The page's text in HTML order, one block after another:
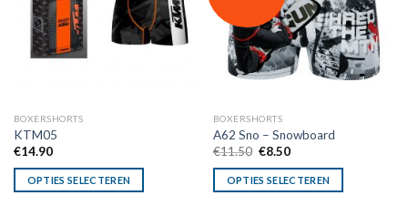
BOXERSHORTS
KTM05
€14.90
OPTIES SELECTEREN
BOXERSHORTS
A62 Sno – Snowboard
€11.50 Oorspronkelijke
was:
€11.50.
€8.50Huidige
is:
€8.50.
OPTIES SELECTEREN